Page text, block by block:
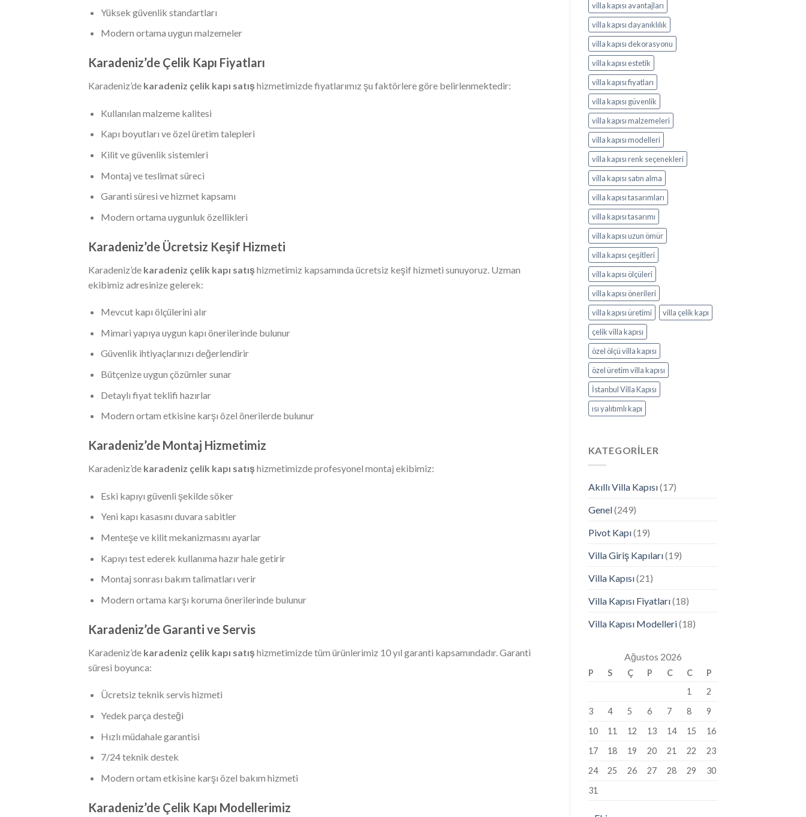
Yüksek güvenlik standartları
Modern ortama uygun malzemeler
Karadeniz’de Çelik Kapı Fiyatları
Karadeniz’de karadeniz çelik kapı satışhizmetimizde fiyatlarımız şu faktörlere göre belirlenmektedir:
Kullanılan malzeme kalitesi
Kapı boyutları ve özel üretim talepleri
Kilit ve güvenlik sistemleri
Montaj ve teslimat süreci
Garanti süresi ve hizmet kapsamı
Modern ortama uygunluk özellikleri
Karadeniz’de Ücretsiz Keşif Hizmeti
Karadeniz’de karadeniz çelik kapı satışhizmetimiz kapsamında ücretsiz keşif hizmeti sunuyoruz. Uzman
ekibimiz adresinize gelerek:
Mevcut kapı ölçülerini alır
Mimari yapıya uygun kapı önerilerinde bulunur
Güvenlik ihtiyaçlarınızı değerlendirir
Bütçenize uygun çözümler sunar
Detaylı fiyat teklifi hazırlar
Modern ortam etkisine karşı özel önerilerde bulunur
Karadeniz’de Montaj Hizmetimiz
Karadeniz’de karadeniz çelik kapı satışhizmetimizde profesyonel montaj ekibimiz:
Eski kapıyı güvenli şekilde söker
Yeni kapı kasasını duvara sabitler
Menteşe ve kilit mekanizmasını ayarlar
Kapıyı test ederek kullanıma hazır hale getirir
Montaj sonrası bakım talimatları verir
Modern ortama karşı koruma önerilerinde bulunur
Karadeniz’de Garanti ve Servis
Karadeniz’de karadeniz çelik kapı satışhizmetimizde tüm ürünlerimiz 10 yıl garanti kapsamındadır. Garanti
süresi boyunca:
Ücretsiz teknik servis hizmeti
Yedek parça desteği
Hızlı müdahale garantisi
7/24 teknik destek
Modern ortam etkisine karşı özel bakım hizmeti
Karadeniz’de Çelik Kapı Modellerimiz
villa kapısı avantajları
villa kapısı dayanıklılık
villa kapısı dekorasyonu
villa kapısı estetik
villa kapısı fiyatları
villa kapısı güvenlik
villa kapısı malzemeleri
villa kapısı modelleri
villa kapısı renk seçenekleri
villa kapısı satın alma
villa kapısı tasarımları
villa kapısı tasarımı
villa kapısı uzun ömür
villa kapısı çeşitleri
villa kapısı ölçüleri
villa kapısı önerileri
villa kapısı üretimi
villa çelik kapı
çelik villa kapısı
özel ölçü villa kapısı
özel üretim villa kapısı
İstanbul Villa Kapısı
ısı yalıtımlı kapı
KATEGORILER
Akıllı Villa Kapısı(17)
Genel(249)
Pivot Kapı(19)
Villa Giriş Kapıları(19)
Villa Kapısı(21)
Villa Kapısı Fiyatları(18)
Villa Kapısı Modelleri(18)
Ağustos 2026
P S Ç P C C
P
1
2
3
4 5 6 7 8
9
10
11 12 13 14 15
16
17
18 19 20 21 22
23
24
25 26 27 28 29
30
31